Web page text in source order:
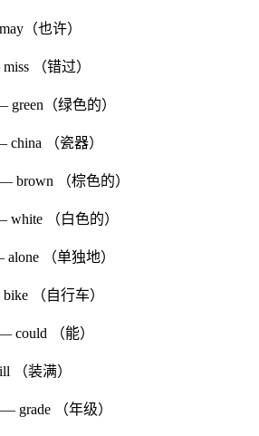
（也许）
（错过）
（绿色的）
（瓷器）
brown （棕色的）
（白色的）
（单独地）
（自行车）
could （能）
（装满）
grade （年级）